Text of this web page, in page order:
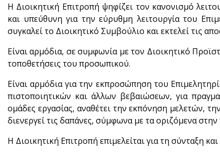
Η Διοικητική Επιτροπή ψηφίζει τον κανονισμό
και υπεύθυνη για την εύρυθμη λειτουργία του
συγκαλεί το Διοικητικό Συμβούλιο και εκτελεί τις
Είναι αρμόδια, σε συμφωνία με τον Διοικητικό
τοποθετήσεις του προσωπικού.
Είναι αρμόδια για την εκπροσώπηση του
πιστοποιητικών και άλλων βεβαιώσεων, για
ομάδες εργασίας, αναθέτει την εκπόνηση μελετών,
διενεργεί τις δαπάνες, σύμφωνα με τα οριζόμενα
Η Διοικητική Επιτροπή επιμελείται για τη σύνταξη